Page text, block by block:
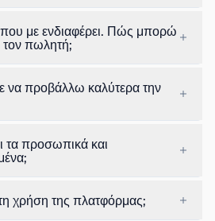
που με ενδιαφέρει. Πώς μπορώ
πωλητή;
να προβάλλω καλύτερα την
τα προσωπικά και
χρήση της πλατφόρμας;